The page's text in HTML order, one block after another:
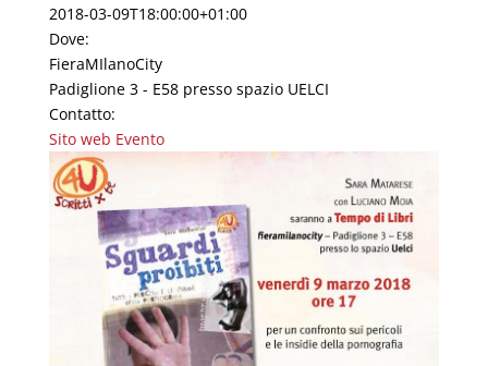
2018-03-09T18:00:00+01:00
Dove:
FieraMIlanoCity
Padiglione 3 - E58 presso spazio UELCI
Contatto:
Sito web Evento